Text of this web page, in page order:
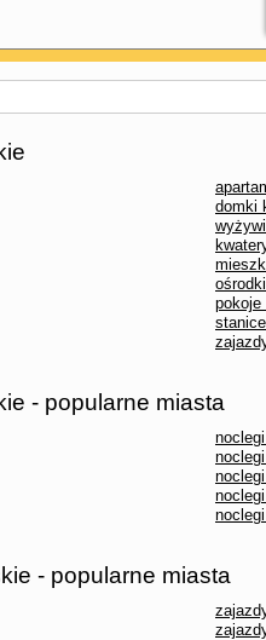
domki
pokoje
- popularne miasta
- popularne miasta